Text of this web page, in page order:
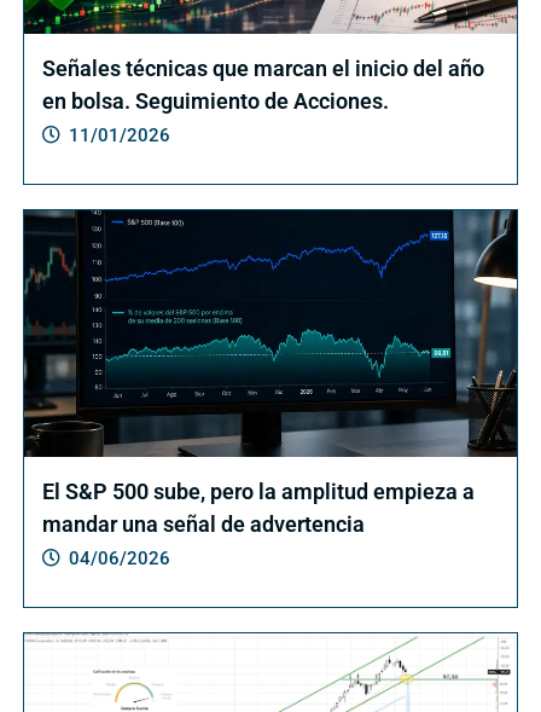
Señales técnicas que marcan el inicio del año
en bolsa. Seguimiento de Acciones.
11/01/2026
El S&P 500 sube, pero la amplitud empieza a
mandar una señal de advertencia
04/06/2026